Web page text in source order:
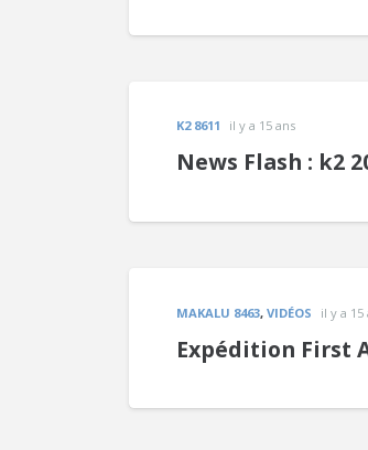
K2 8611 il y a 15 ans
News Flash : k2
MAKALU 8463, VIDÉOS il y a 15
Expédition First